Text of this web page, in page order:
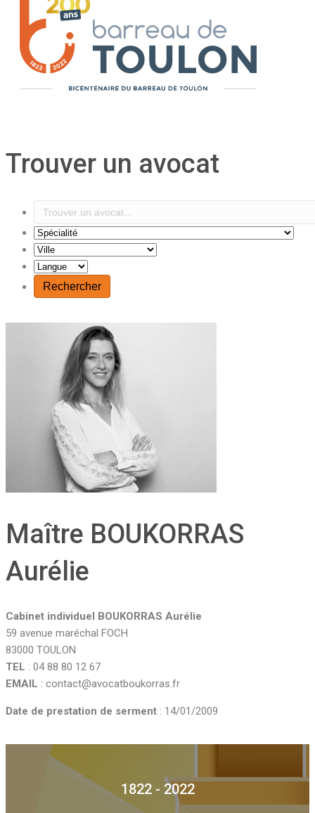
Trouver un avocat
Maître BOUKORRAS
Aurélie
Cabinet individuel BOUKORRAS Aurélie
59 avenue maréchal FOCH
83000 TOULON
TEL : 04 88 80 12 67
EMAIL : contact@avocatboukorras.fr
Date de prestation de serment : 14/01/2009
1822 - 2022